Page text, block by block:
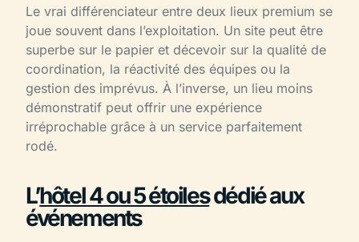
Le vrai différenciateur entre deux lieux premium se
joue souvent dans l’exploitation. Un site peut être
superbe sur le papier et décevoir sur la qualité de
coordination, la réactivité des équipes ou la
gestion des imprévus. À l’inverse, un lieu moins
démonstratif peut offrir une expérience
irréprochable grâce à un service parfaitement
rodé.
L’hôtel 4 ou 5 étoilesdédié aux
événements